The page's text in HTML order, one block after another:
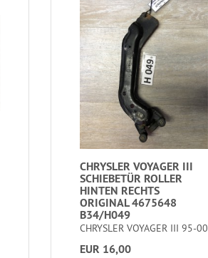
CHRYSLER VOYAGER III
SCHIEBETÜR ROLLER
HINTEN RECHTS
ORIGINAL 4675648
B34/H049
CHRYSLER VOYAGER III 95-00
EUR 16,00